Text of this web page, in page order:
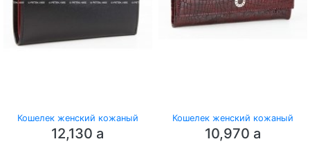
Кошелек женский кожаный
12,130 a
Кошелек женский кожаный
10,970 a